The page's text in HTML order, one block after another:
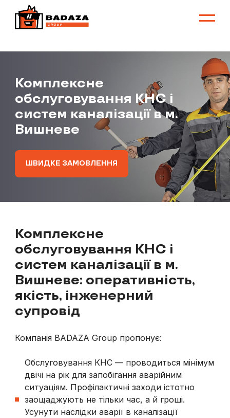
Комплексне
обслуговування КНС і
систем каналізації в м.
Вишневе
ШВИДКЕ ЗАМОВЛЕННЯ
Комплексне
обслуговування КНС і
систем каналізації в м.
Вишневе: оперативність,
якість, інженерний
супровід
Компанія BADAZA Group пропонує:
Обслуговування КНС — проводиться мінімум
двічі на рік для запобігання аварійним
ситуаціям. Профілактичні заходи істотно
заощаджують не тільки час, а й гроші.
Усунути наслідки аварії в каналізації